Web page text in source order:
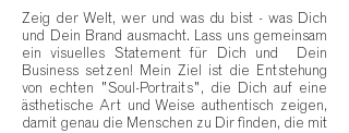
Zeig der Welt, wer und was du bist - was Dich
und Dein Brand ausmacht. Lass uns gemeinsam
ein visuelles Statement für Dich und Dein
Business setzen! Mein Ziel ist die Entstehung
von echten "Soul-Portraits", die Dich auf eine
ästhetische Art und Weise authentisch zeigen,
damit genau die Menschen zu Dir finden, die mit